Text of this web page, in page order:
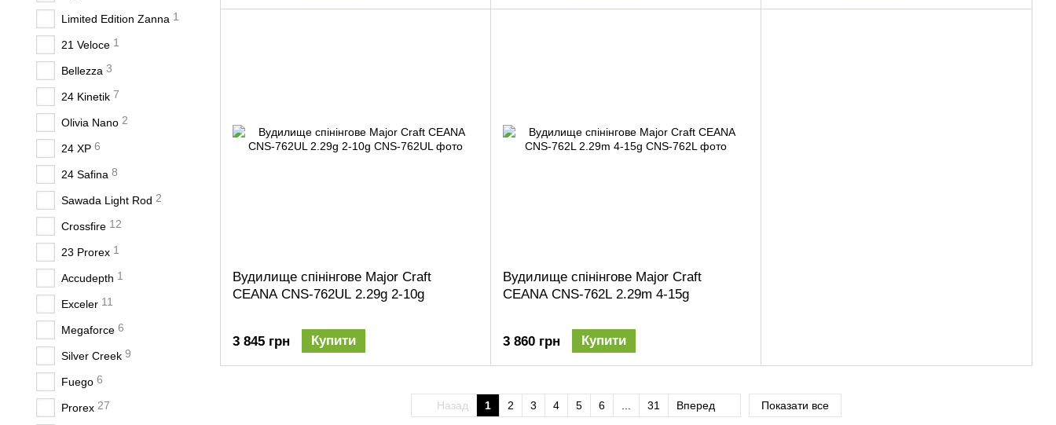
Вудилище спінінгове Major Craft
CEANA CNS-762UL 2.29g 2-10g
3 845 грн Купити
Вудилище спінінгове Major Craft
CEANA CNS-762L 2.29m 4-15g
3 860 грн Купити
Назад 1 2 3 4 5 6 31 Вперед Показати все
Limited Edition Zanna 1
21 Veloce 1
Bellezza 3
24 Kinetik 7
Olivia Nano 2
24 XP 6
24 Safina 8
Sawada Light Rod 2
Crossfire 12
23 Prorex 1
Accudepth 1
Exceler 11
Megaforce 6
Silver Creek 9
Fuego 6
Prorex 27